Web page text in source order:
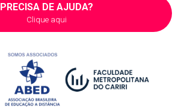
PRECISA DE AJUDA?
Clique aqui